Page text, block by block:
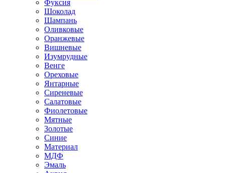
Фуксия
Шоколад
Шампань
Оливковые
Оранжевые
Вишневые
Изумрудные
Венге
Ореховые
Янтарные
Сиреневые
Салатовые
Фиолетовые
Мятные
Золотые
Синие
Материал
МДФ
Эмаль